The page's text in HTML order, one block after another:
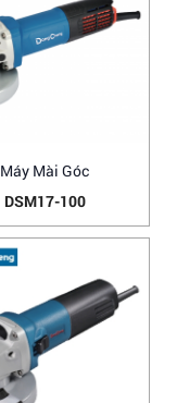
Máy Mài Góc
DSM17-100